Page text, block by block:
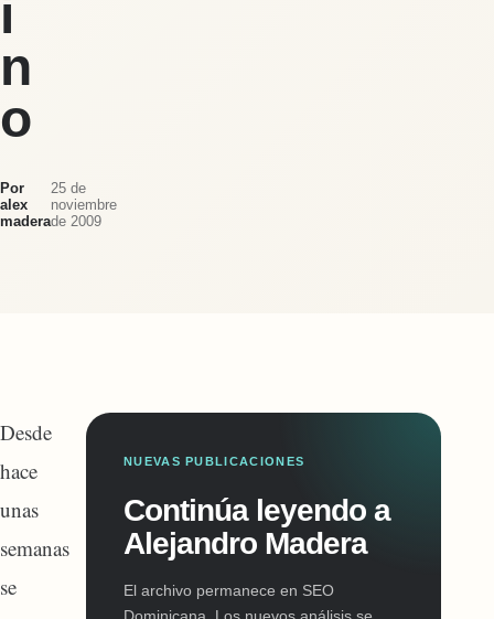
i
n
o
Por
alex
madera
25 de
noviembre
de 2009
Desde
hace
unas
semanas
se
NUEVAS PUBLICACIONES
Continúa leyendo a
Alejandro Madera
El archivo permanece en SEO